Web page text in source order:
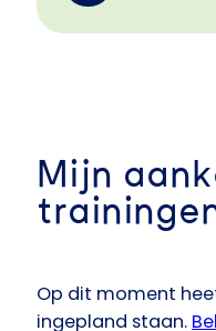
Mijn
Op dit moment
ingepland staan.